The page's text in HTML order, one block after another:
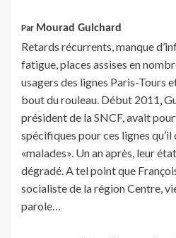
Par Mourad Guichard
Retards récurrents, manque
fatigue, places assises en
usagers des lignes Paris-Tours
bout du rouleau. Début 2011,
président de la SNCF, avait
spécifiques pour ces lignes
«malades». Un an après, leur
dégradé. A tel point que
socialiste de la région Centre,
parole…